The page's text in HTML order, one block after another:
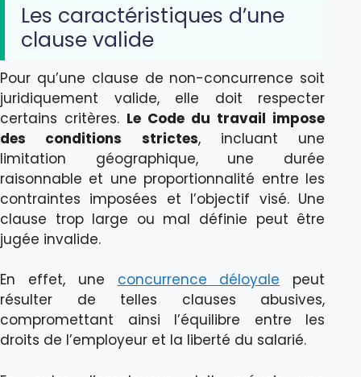
Les caractéristiques d’une
clause valide
Pour qu’une clause de non-concurrence soit
juridiquement valide, elle doit respecter
certains critères. Le Code du travail impose
des conditions strictes, incluant une
limitation géographique, une durée
raisonnable et une proportionnalité entre les
contraintes imposées et l’objectif visé. Une
clause trop large ou mal définie peut être
jugée invalide.
En effet, une concurrence déloyale peut
résulter de telles clauses abusives,
compromettant ainsi l’équilibre entre les
droits de l’employeur et la liberté du salarié.